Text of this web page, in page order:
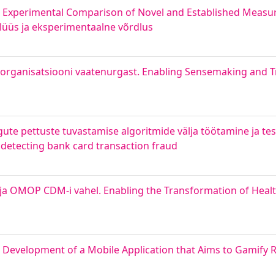
Comparison of Novel and Established
ja eksperimentaalne võrdlus
vaatenurgast. Enabling Sensemaking and
pettuste tuvastamise algoritmide välja töötamine ja
bank card transaction fraud
OMOP CDM-i vahel. Enabling the Transformation of
of a Mobile Application that Aims to Gamify